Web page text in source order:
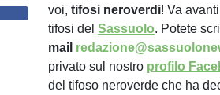
voi,tifosi neroverdi! Va
tifosi delSassuolo. Potete
mail
privato sul nostro profilo
del tifoso neroverde che ha